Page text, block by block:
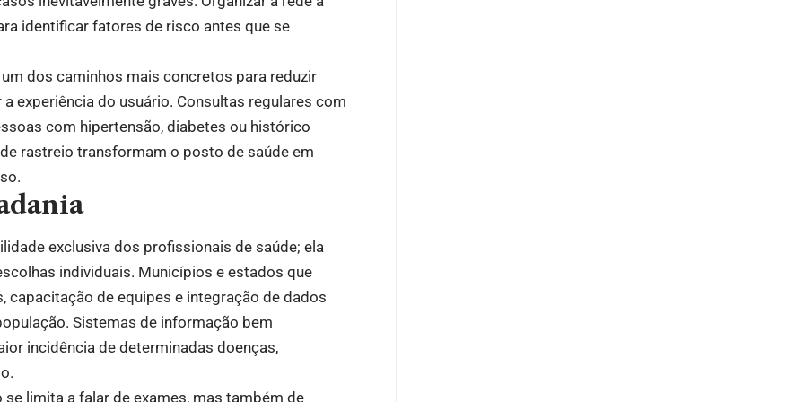
identificar fatores de risco antes que se
dos caminhos mais concretos para reduzir
experiência do usuário. Consultas regulares com
com hipertensão, diabetes ou histórico
rastreio transformam o posto de saúde em
exclusiva dos profissionais de saúde; ela
individuais. Municípios e estados que
de equipes e integração de dados
Sistemas de informação bem
incidência de determinadas doenças,
limita a falar de exames, mas também de